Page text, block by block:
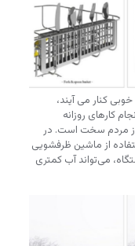
کنار می آیند،
کارهای روزانه
از مردم سخت است. در
از ماشین ظرفشویی
می‌تواند آب کمتری